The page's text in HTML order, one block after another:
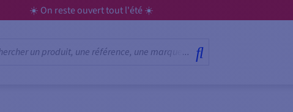
☀️ On reste ouvert tout l'été ☀️